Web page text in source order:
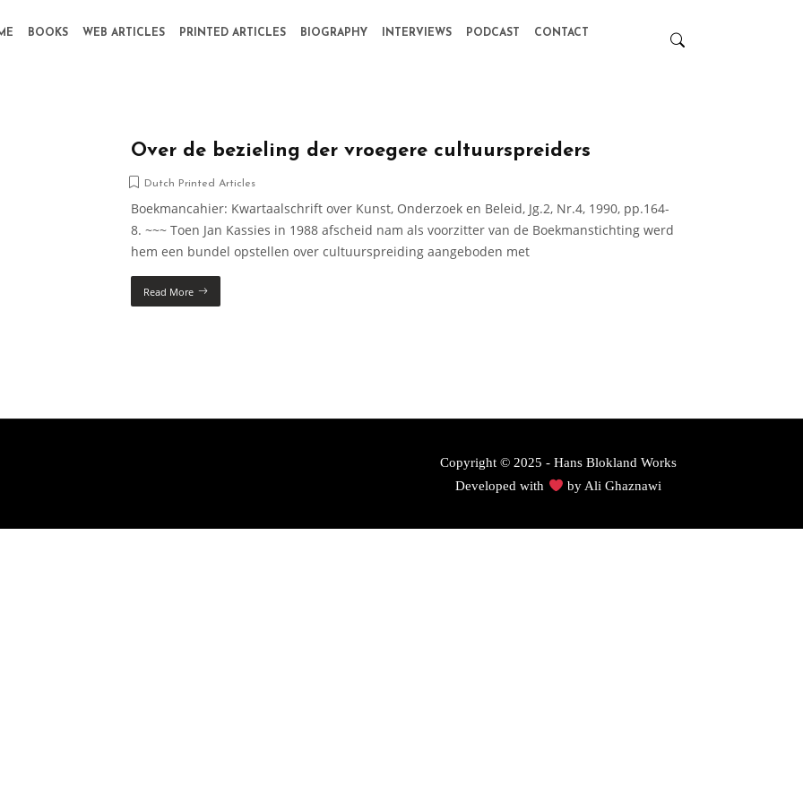
BOOKS WEB ARTICLES PRINTED ARTICLES BIOGRAPHY INTERVIEWS PODCAST CONTACT
Over de bezieling der vroegere cultuurspreiders
Dutch Printed Articles
Boekmancahier: Kwartaalschrift over Kunst, Onderzoek en Beleid, Jg.2, Nr.4, 1990, pp.164-
8. ~~~ Toen Jan Kassies in 1988 afscheid nam als voorzitter van de Boekmanstichting werd
hem een bundel opstellen over cultuur­spreiding aangeboden met
Read More
Copyright © 2025 - Hans Blokland Works
Developed with
by Ali Ghaznawi